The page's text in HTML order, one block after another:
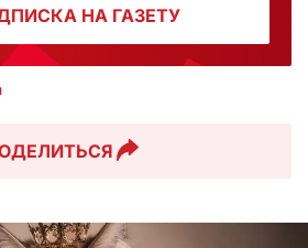
НА ГАЗЕТУ